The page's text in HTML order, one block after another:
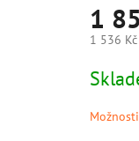
1
1 536
cena: